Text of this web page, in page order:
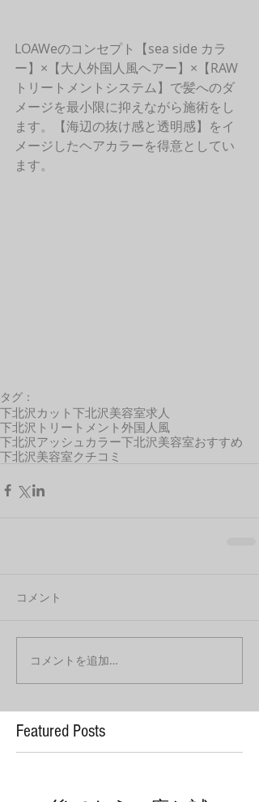
LOAWeのコンセプト【sea side カラ
ー】×【大人外国人風ヘアー】×【RAW
トリートメントシステム】で髪へのダ
メージを最小限に抑えながら施術をし
ます。【海辺の抜け感と透明感】をイ
メージしたヘアカラーを得意としてい
ます。
タグ：
下北沢カット 下北沢美容室求人
下北沢トリートメント 外国人風
下北沢アッシュカラー下北沢美容室おすすめ
下北沢美容室クチコミ
コメント
コメントを追加…
Featured Posts